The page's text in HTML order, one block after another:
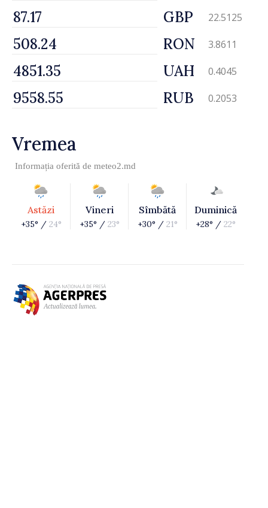
GBP 22.5125
RON 3.8611
UAH 0.4045
RUB 0.2053
Vremea
Informația oferită de meteo2.md
Astăzi
+35° / 24°
Vineri
+35° / 23°
Sîmbătă
+30° / 21°
Duminică
+28° / 22°